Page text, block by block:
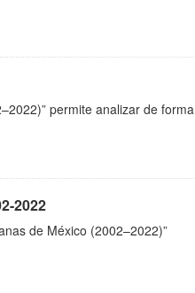
permite analizar de forma
2022
de México (2002–2022)”